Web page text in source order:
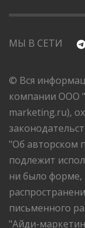
МЫ В СЕТИ
© Вся
компании ООО
marketing.ru),
"Об авторском
подлежит
ни было форме,
письменного
"Айди-